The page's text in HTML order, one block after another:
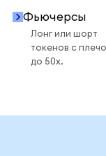
Фьючерсы
Лонг или шорт
токенов с
до 50x.